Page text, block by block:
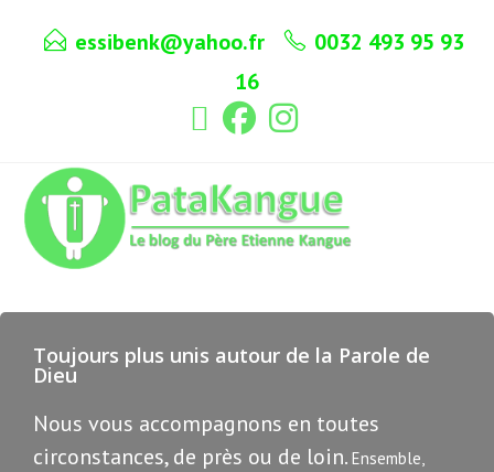
essibenk@yahoo.fr
0032 493 95 93
16
Toujours plus unis autour de la Parole de
Dieu
Nous vous accompagnons en toutes
circonstances, de près ou de loin. Ensemble,